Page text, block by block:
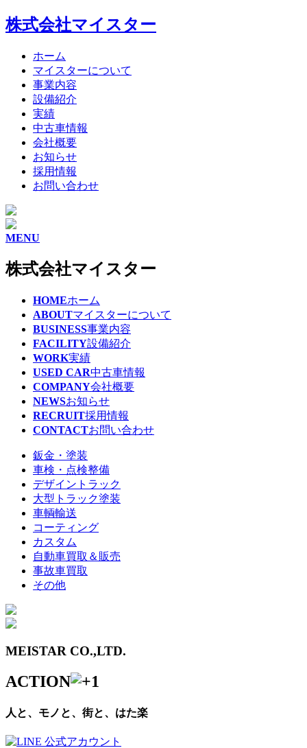
株式会社マイスター
ホーム
マイスターについて
事業内容
設備紹介
実績
中古車情報
会社概要
お知らせ
採用情報
お問い合わせ
MENU
株式会社マイスター
HOMEホーム
ABOUTマイスターについて
BUSINESS事業内容
FACILITY設備紹介
WORK実績
USED CAR中古車情報
COMPANY会社概要
NEWSお知らせ
RECRUIT採用情報
CONTACTお問い合わせ
鈑金・塗装
車検・点検整備
デザイントラック
大型トラック塗装
車輌輸送
コーティング
カスタム
自動車買取＆販売
事故車買取
その他
MEISTAR CO.,LTD.
ACTION
人と、モノと、街と、はた楽